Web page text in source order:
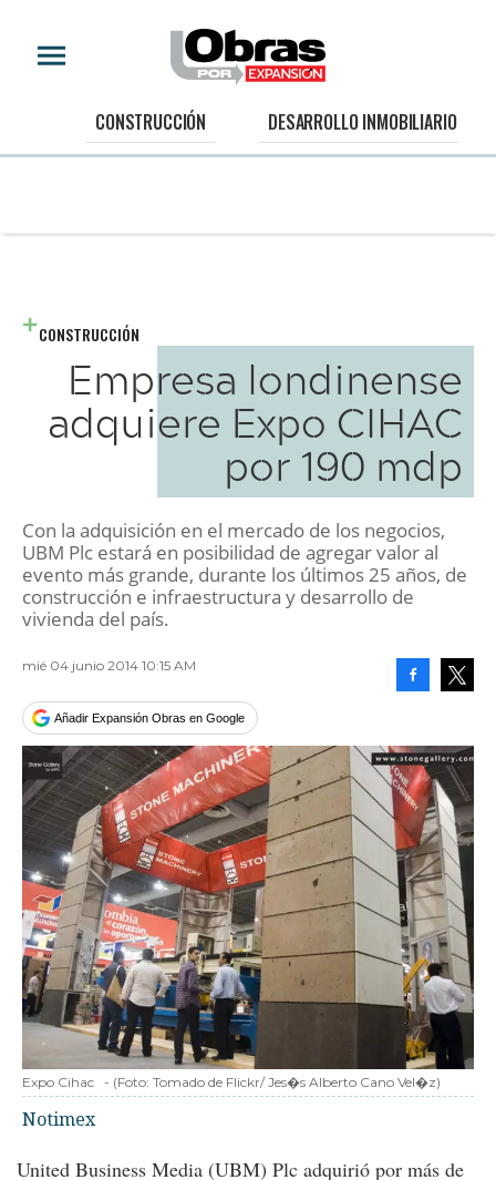
CONSTRUCCIÓN DESARROLLO INMOBILIARIO
CONSTRUCCIÓN
Empresa londinense
adquiere Expo CIHAC
por 190 mdp
Con la adquisición en el mercado de los negocios,
UBM Plc estará en posibilidad de agregar valor al
evento más grande, durante los últimos 25 años, de
construcción e infraestructura y desarrollo de
vivienda del país.
mié 04 junio 2014 10:15 AM
Añadir Expansión Obras en Google
Expo Cihac - (Foto: Tomado de Flickr/ Jes�s Alberto Cano Vel�z)
Notimex
United Business Media (UBM) Plc adquirió por más de